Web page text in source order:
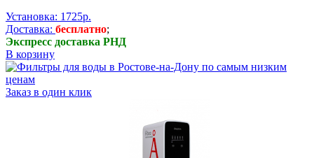
Установка: 1725р.
Доставка: бесплатно;
Экспресс доставка РНД
В корзину
Заказ в один клик